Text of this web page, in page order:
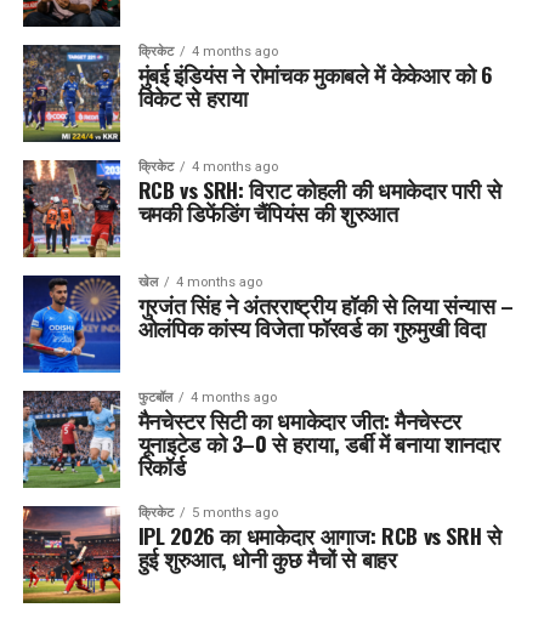
क्रिकेट 4 months ago
मुंबई इंडियंस ने रोमांचक मुकाबले में केकेआर को 6
विकेट से हराया
क्रिकेट 4 months ago
RCB vs SRH: विराट कोहली की धमाकेदार पारी से
चमकी डिफेंडिंग चैंपियंस की शुरुआत
खेल 4 months ago
गुरजंत सिंह ने अंतरराष्ट्रीय हॉकी से लिया संन्यास –
ओलंपिक कांस्य विजेता फॉरवर्ड का गुरुमुखी विदा
फुटबॉल 4 months ago
मैनचेस्टर सिटी का धमाकेदार जीत: मैनचेस्टर
यूनाइटेड को 3–0 से हराया, डर्बी में बनाया शानदार
रिकॉर्ड
क्रिकेट 5 months ago
IPL 2026 का धमाकेदार आगाज: RCB vs SRH से
हुई शुरुआत, धोनी कुछ मैचों से बाहर